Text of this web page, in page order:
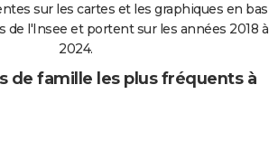
sur les cartes et les graphiques en bas
de l'Insee et portent sur les années 2018 à
2024.
de famille les plus fréquents à